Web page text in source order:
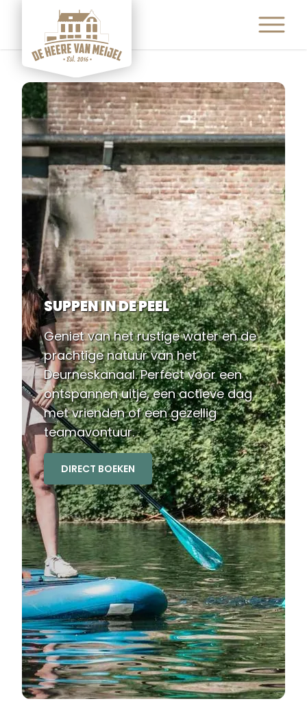
EVENEMENTEN
FEESTEN & PARTIJEN
CONTACT
SUPPEN IN DE PEEL
Geniet van het rustige water en de
prachtige natuur van het
Deurneskanaal. Perfect voor een
ontspannen uitje, een actieve dag
met vrienden of een gezellig
teamavontuur.
DIRECT BOEKEN